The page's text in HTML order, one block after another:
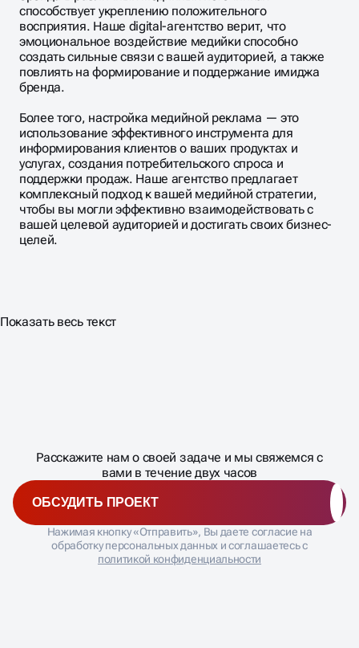
способствует укреплению положительного
восприятия. Наше digital-агентство верит, что
эмоциональное воздействие медийки способно
создать сильные связи с вашей аудиторией, а также
повлиять на формирование и поддержание имиджа
бренда.
Более того, настройка медийной реклама — это
использование эффективного инструмента для
информирования клиентов о ваших продуктах и
услугах, создания потребительского спроса и
поддержки продаж. Наше агентство предлагает
комплексный подход к вашей медийной стратегии,
чтобы вы могли эффективно взаимодействовать с
вашей целевой аудиторией и достигать своих бизнес-
целей.
Показать весь текст
�
Расскажите нам о своей задаче и мы свяжемся с
вами в течение двух часов
ОБСУДИТЬ ПРОЕКТ
Нажимая кнопку «Отправить», Вы даете согласие на
обработку персональных данных и соглашаетесь с
политикой конфиденциальности